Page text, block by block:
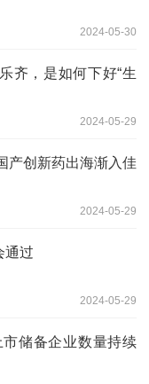
2024-05-30
齐，是如何下好“生
2024-05-29
产创新药出海渐入佳
2024-05-29
通过
2024-05-29
储备企业数量持续